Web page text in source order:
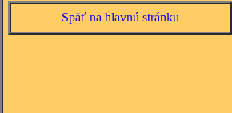
Späť na hlavnú stránku